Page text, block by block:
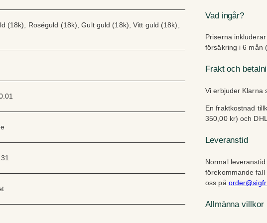
(18k), Roséguld (18k), Gult guld (18k), Vitt guld (18k),
Vad ingår?
Priserna
försäkring i 6 mån
Frakt och
Vi erbjuder Klarna
En fraktkostnad
350,00 kr) och
Leveranstid
Normal
förekommande
oss på
Allmänna villkor